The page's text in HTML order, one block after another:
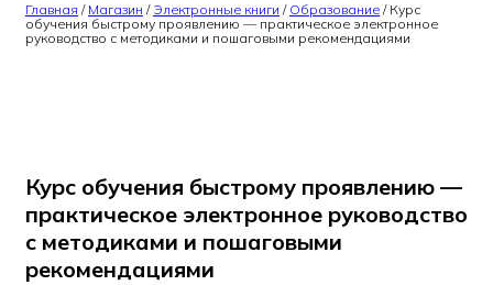
Главная / Магазин / Электронные книги / Образование / Курс
обучения быстрому проявлению — практическое электронное
руководство с методиками и пошаговыми рекомендациями
Курс обучения быстрому проявлению —
практическое электронное руководство
с методиками и пошаговыми
рекомендациями